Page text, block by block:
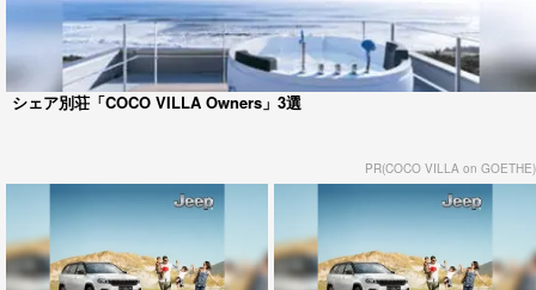
シェア別荘「COCO VILLA Owners」3選
PR(COCO VILLA on GOETHE)